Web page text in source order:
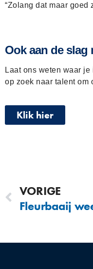
“Zolang dat maar goed
Ook aan de
Laat ons weten waar
op zoek naar talent om
Klik hier
VORIGE